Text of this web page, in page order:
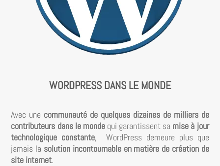
WORDPRESS DANS LE MONDE
Avec une communauté de quelques dizaines de milliers de
contributeurs dans le mondequi garantissent sa mise à jour
technologique constante, WordPress demeure plus que
jamais la solution incontournable en matière de création de
site internet.